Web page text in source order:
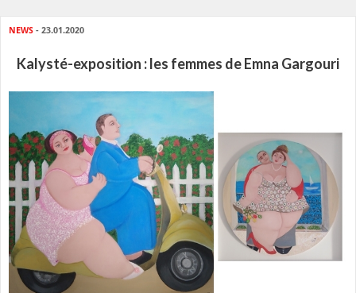
NEWS - 23.01.2020
Kalysté-exposition : les femmes de Emna Gargouri